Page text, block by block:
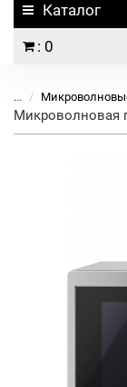
Каталог
: 0
...
Микроволновая